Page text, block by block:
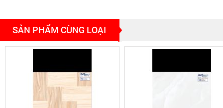
SẢN PHẨM CÙNG LOẠI